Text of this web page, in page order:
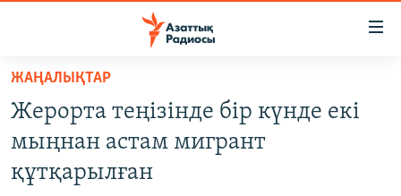
Skip
main
content
to
САЯСАТ
ЖАҢАЛЫҚТАР
Жерорта теңізінде бір күнде екі
мыңнан астам мигрант
құтқарылған